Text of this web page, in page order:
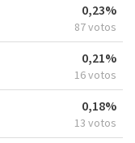
0,23%
87 votos
0,21%
16 votos
0,18%
13 votos